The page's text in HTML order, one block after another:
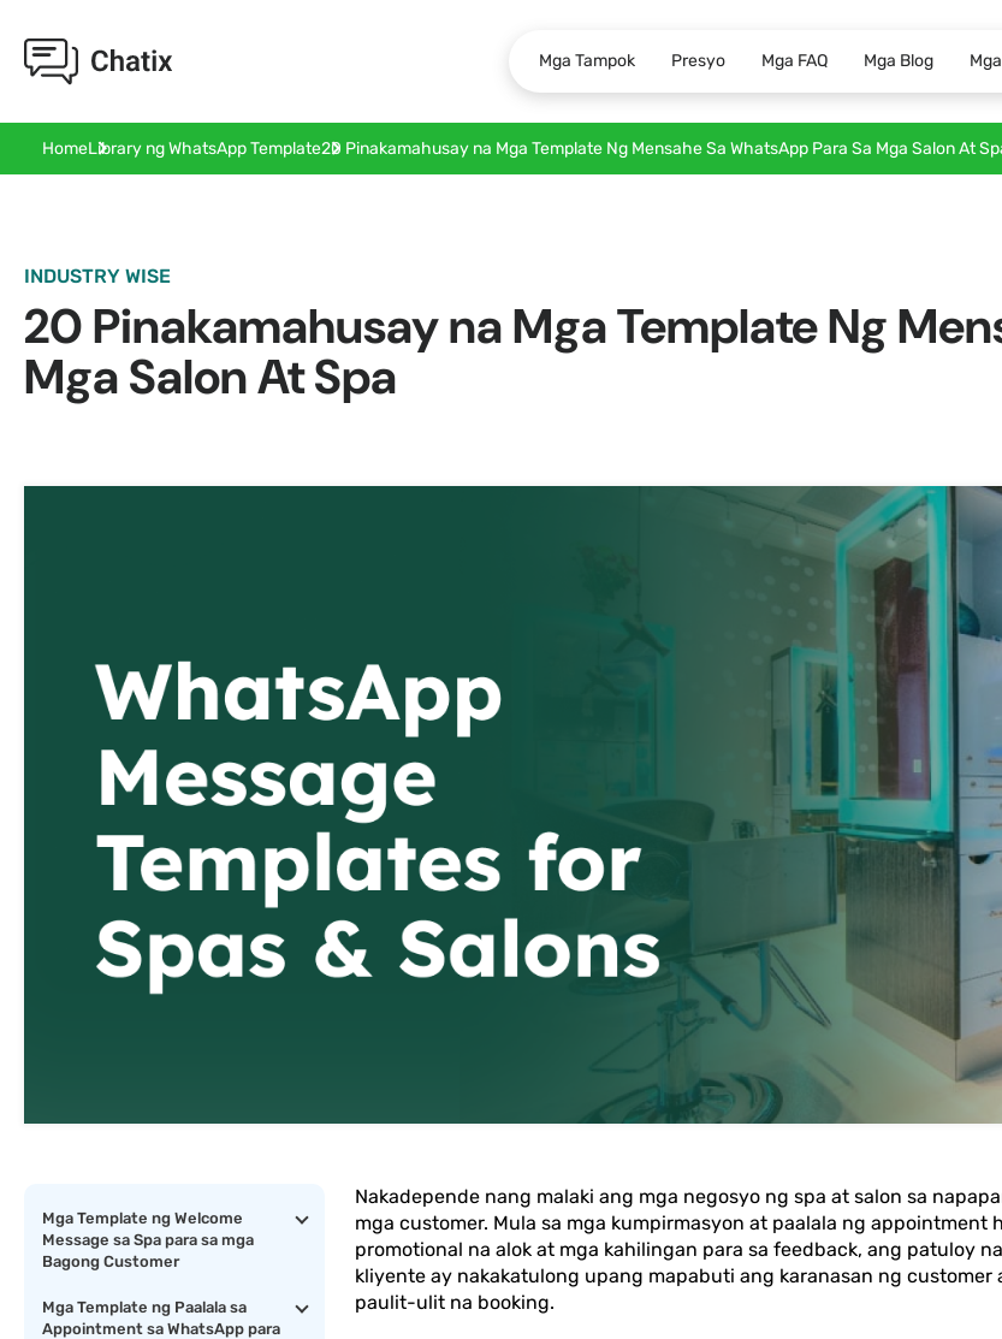
Mga Tampok Presyo Mga FAQ Mga Blog
HomeLibrary ng WhatsApp Template20 Pinakamahusay na Mga Template Ng Mensahe Sa WhatsApp Para Sa Mga Salon At
INDUSTRY WISE
20 Pinakamahusay na Mga Template Ng
Mga Salon At Spa
Mga Template ng Welcome
Message sa Spa para sa mga
Bagong Customer
Mga Template ng Paalala sa
Appointment sa WhatsApp para
Nakadepende nang malaki ang mga negosyo ng spa at salon sa
mga customer. Mula sa mga kumpirmasyon at paalala ng appointment
promotional na alok at mga kahilingan para sa feedback, ang patuloy
kliyente ay nakakatulong upang mapabuti ang karanasan ng customer
paulit-ulit na booking.